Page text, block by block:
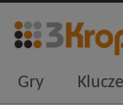
Gry